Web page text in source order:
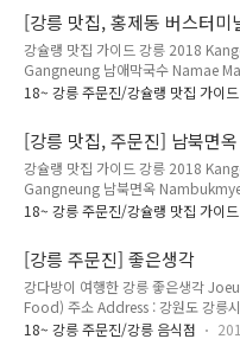
잔치국수 3,000원 장칼국수 3,000원
칼국수 3,000원 감자옹심이 6,000원
3,000원 만두국 5,000원 공기밥
밀전 2,000원 모듬전 5,000원 파전
강릉 시내 홈플러스 옆 월화거리에 위
[강릉 맛집, 홍제동 버스터미
강슐랭 맛집 가이드 강릉 2018
Gangneung 남애막국수 Namae
Noodles) 주소 Address : 강원도 강
do 전화 Telephone : 033-642-
Hours : 10:00 ~ 20:30 첫째주, 셋째
격 Menu with Prices : 물막국수
물냉면 7,000원 회냉면 7,000원 들
수 6,000원 수육 대 33,000원 수육
18~ 강릉 주문진/강슐랭 맛집 가이
[강릉 맛집, 주문진] 남북면옥
강슐랭 맛집 가이드 강릉 2018
Gangneung 남북면옥
Buckwheat Noodles) 주소 Address
eup, Gangneung-si, Gangwon-do
661-6676 영업 시간 Opening
휴 메뉴 및 가격 Menu with Prices :
6,000원 비빔막국수 6,000원 물막
원 수육 대 25,000원 수육 중 20,000
18~ 강릉 주문진/강슐랭 맛집 가이
[강릉 주문진] 좋은생각
강다방이 여행한 강릉 좋은생각
Food) 주소 Address : 강원도 강릉
항리 179-7) 56, Jumun-ro,
18~ 강릉 주문진/강릉 음식점